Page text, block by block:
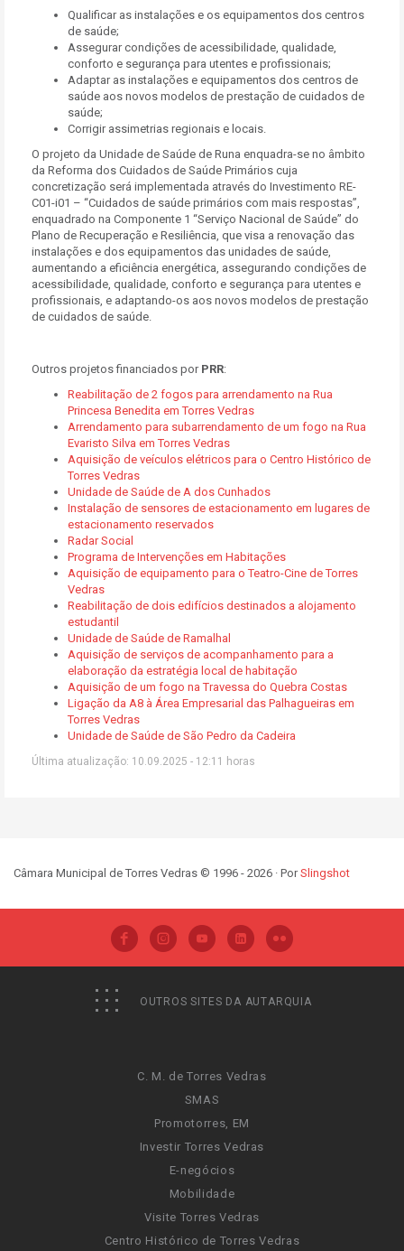
Qualificar as instalações e os equipamentos dos centros
de saúde;
Assegurar condições de acessibilidade, qualidade,
conforto e segurança para utentes e profissionais;
Adaptar as instalações e equipamentos dos centros de
saúde aos novos modelos de prestação de cuidados de
saúde;
Corrigir assimetrias regionais e locais.
O projeto da Unidade de Saúde de Runa enquadra-se no âmbito
da Reforma dos Cuidados de Saúde Primários cuja
concretização será implementada através do Investimento RE-
C01-i01 – “Cuidados de saúde primários com mais respostas”,
enquadrado na Componente 1 “Serviço Nacional de Saúde” do
Plano de Recuperação e Resiliência, que visa a renovação das
instalações e dos equipamentos das unidades de saúde,
aumentando a eficiência energética, assegurando condições de
acessibilidade, qualidade, conforto e segurança para utentes e
profissionais, e adaptando-os aos novos modelos de prestação
de cuidados de saúde.
Outros projetos financiados por PRR:
Reabilitação de 2 fogos para arrendamento na Rua
Princesa Benedita em Torres Vedras
Arrendamento para subarrendamento de um fogo na Rua
Evaristo Silva em Torres Vedras
Aquisição de veículos elétricos para o Centro Histórico de
Torres Vedras
Unidade de Saúde de A dos Cunhados
Instalação de sensores de estacionamento em lugares de
estacionamento reservados
Radar Social
Programa de Intervenções em Habitações
Aquisição de equipamento para o Teatro-Cine de Torres
Vedras
Reabilitação de dois edifícios destinados a alojamento
estudantil
Unidade de Saúde de Ramalhal
Aquisição de serviços de acompanhamento para a
elaboração da estratégia local de habitação
Aquisição de um fogo na Travessa do Quebra Costas
Ligação da A8 à Área Empresarial das Palhagueiras em
Torres Vedras
Unidade de Saúde de São Pedro da Cadeira
Última atualização: 10.09.2025 - 12:11 horas
Câmara Municipal de Torres Vedras © 1996 - 2026 · PorSlingshot
OUTROS SITES DA AUTARQUIA
C. M. de Torres Vedras
SMAS
Promotorres, EM
Investir Torres Vedras
E-negócios
Mobilidade
Visite Torres Vedras
Centro Histórico de Torres Vedras